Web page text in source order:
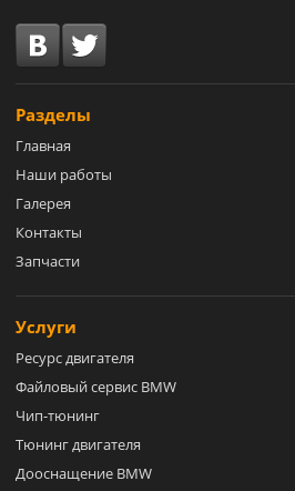
Разделы
Главная
Наши работы
Галерея
Контакты
Запчасти
Услуги
Ресурс двигателя
Файловый сервис BMW
Чип-тюнинг
Тюнинг двигателя
Дооснащение BMW